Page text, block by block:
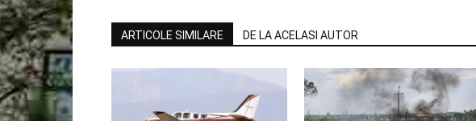
ARTICOLE SIMILARE DE LA ACELASI AUTOR